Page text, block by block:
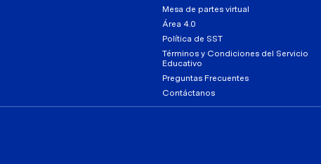
Mesa de partes virtual
Área 4.0
Política de SST
Términos y Condiciones del Servicio
Educativo
Preguntas Frecuentes
Contáctanos